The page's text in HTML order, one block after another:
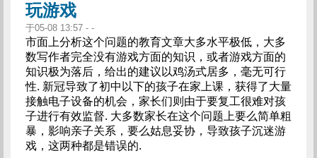
玩游戏
于05-08 13:57 - -
市面上分析这个问题的教育文章大多水平极低，大多
数写作者完全没有游戏方面的知识，或者游戏方面的
知识极为落后，给出的建议以鸡汤式居多，毫无可行
性. 新冠导致了初中以下的孩子在家上课，获得了大量
接触电子设备的机会，家长们则由于要复工很难对孩
子进行有效监督. 大多数家长在这个问题上要么简单粗
暴，影响亲子关系，要么姑息妥协，导致孩子沉迷游
戏，这两种都是错误的.